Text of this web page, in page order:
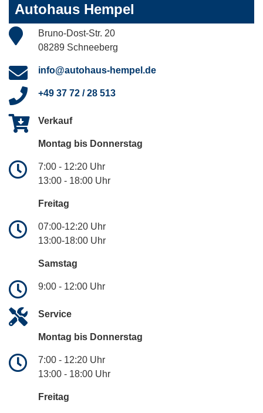
Autohaus Hempel
Bruno-Dost-Str. 20
08289 Schneeberg
info@autohaus-hempel.de
+49 37 72 / 28 513
Verkauf
Montag bis Donnerstag
7:00 - 12:20 Uhr
13:00 - 18:00 Uhr
Freitag
07:00-12:20 Uhr
13:00-18:00 Uhr
Samstag
9:00 - 12:00 Uhr
Service
Montag bis Donnerstag
7:00 - 12:20 Uhr
13:00 - 18:00 Uhr
Freitag